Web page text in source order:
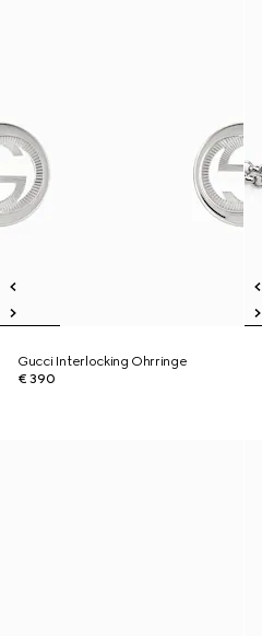
Gucci Interlocking Ohrringe
€ 390